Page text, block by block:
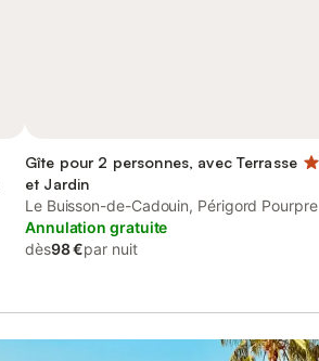
Gîte pour 2 personnes, avec Terrasse
et Jardin
Le Buisson-de-Cadouin, Périgord Pourpre
Annulation gratuite
dès98 €par nuit